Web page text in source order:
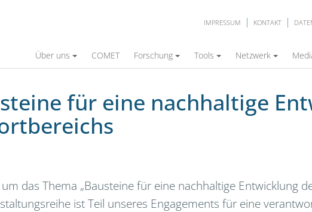
IMPRESSUM KONTAKT
Über uns COMET Forschung Tools Netzwerk
für eine nachhaltige
das Thema „Bausteine für eine nachhaltige Entwicklung
ist Teil unseres Engagements für eine